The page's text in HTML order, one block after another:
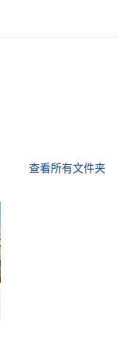
查看所有文件夹